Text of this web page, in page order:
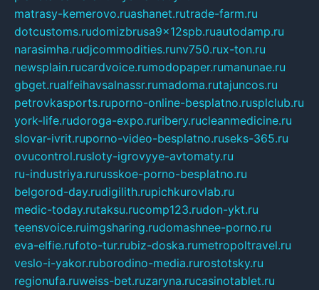
matrasy-kemerovo.ruashanet.rutrade-farm.ru
dotcustoms.rudomizbrusa9x12spb.ruautodamp.ru
narasimha.rudjcommodities.runv750.rux-ton.ru
newsplain.rucardvoice.rumodopaper.rumanunae.ru
gbget.rualfeihavsalnassr.rumadoma.rutajuncos.ru
petrovkasports.ruporno-online-besplatno.rusplclub.ru
york-life.rudoroga-expo.ruribery.rucleanmedicine.ru
slovar-ivrit.ruporno-video-besplatno.ruseks-365.ru
ovucontrol.rusloty-igrovyye-avtomaty.ru
ru-industriya.rurusskoe-porno-besplatno.ru
belgorod-day.rudigilith.rupichkurovlab.ru
medic-today.rutaksu.rucomp123.rudon-ykt.ru
teensvoice.ruimgsharing.rudomashnee-porno.ru
eva-elfie.rufoto-tur.rubiz-doska.rumetropoltravel.ru
veslo-i-yakor.ruborodino-media.rurostotsky.ru
regionufa.ruweiss-bet.ruzaryna.rucasinotablet.ru